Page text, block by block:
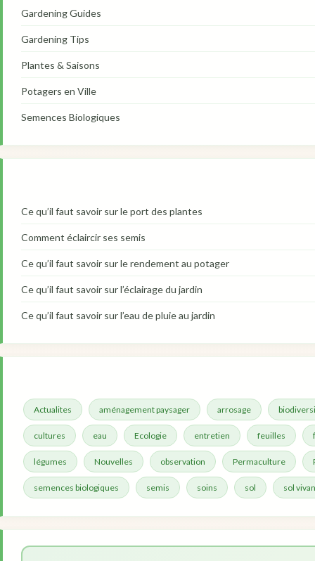
Gardening Guides
Gardening Tips
Plantes & Saisons
Potagers en Ville
Semences Biologiques
Ce qu’il faut savoir sur le port des plantes
Comment éclaircir ses semis
Ce qu’il faut savoir sur le rendement au potager
Ce qu’il faut savoir sur l’éclairage du jardin
Ce qu’il faut savoir sur l’eau de pluie au jardin
Actualites aménagement paysager arrosage
cultures eau Ecologie entretien feuilles
légumes Nouvelles observation Permaculture
semences biologiques semis soins sol sol